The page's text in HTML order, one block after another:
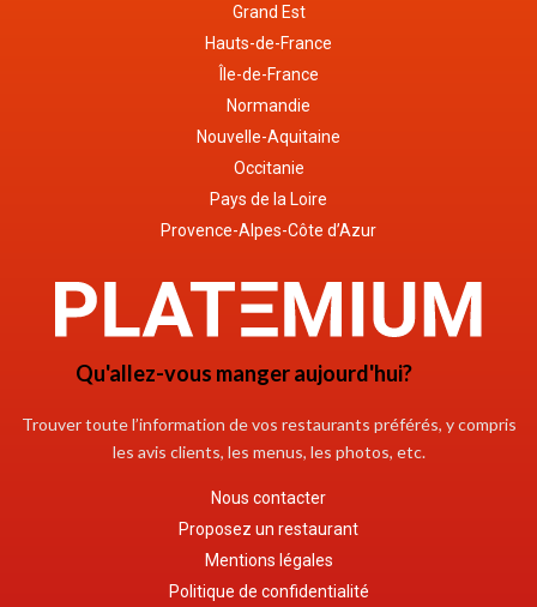
Qu'allez-vous manger aujourd'hui?
Trouver toute l’information de vos restaurants préférés, y compris
les avis clients, les menus, les photos, etc.
Nous contacter
Proposez un restaurant
Mentions légales
Politique de confidentialité
Grand Est
Hauts-de-France
Île-de-France
Normandie
Nouvelle-Aquitaine
Occitanie
Pays de la Loire
Provence-Alpes-Côte d’Azur